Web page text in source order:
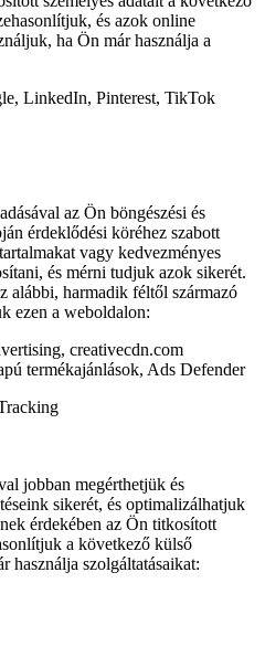
és azok online
ha Ön már használja a
LinkedIn, Pinterest, TikTok
az Ön böngészési és
érdeklődési köréhez szabott
vagy kedvezményes
és mérni tudjuk azok sikerét.
alábbi, harmadik féltől származó
ezen a weboldalon:
creativecdn.com
termékajánlások, Ads Defender
jobban megérthetjük és
sikerét, és optimalizálhatjuk
érdekében az Ön titkosított
a következő külső
használja szolgáltatásaikat: